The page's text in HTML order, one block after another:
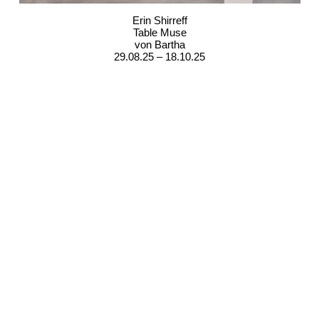
Erin Shirreff
Table Muse
von Bartha
29.08.25 – 18.10.25